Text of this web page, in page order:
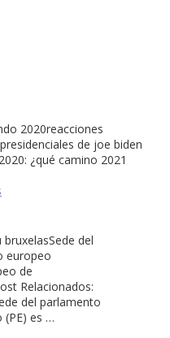
2020reacciones
de joe biden
¿qué camino 2021
del
europeo
de
Relacionados:
del parlamento
(PE) es …